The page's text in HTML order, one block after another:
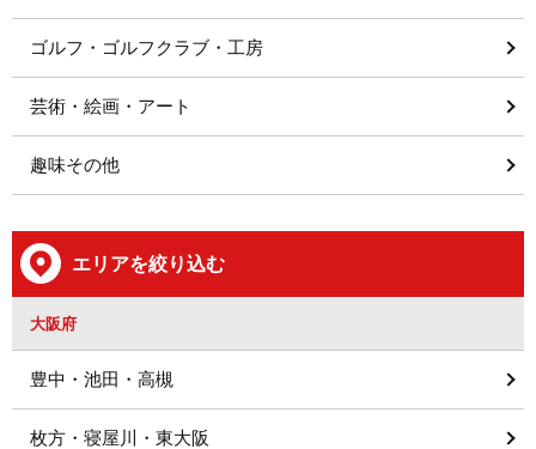
ゴルフ・ゴルフクラブ・工房
芸術・絵画・アート
趣味その他
エリアを絞り込む
大阪府
豊中・池田・高槻
枚方・寝屋川・東大阪